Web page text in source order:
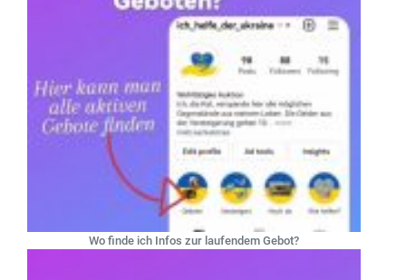
Wo finde ich Infos zur laufendem Gebot?